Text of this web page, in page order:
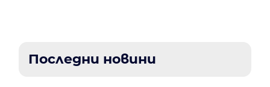
Последни новини